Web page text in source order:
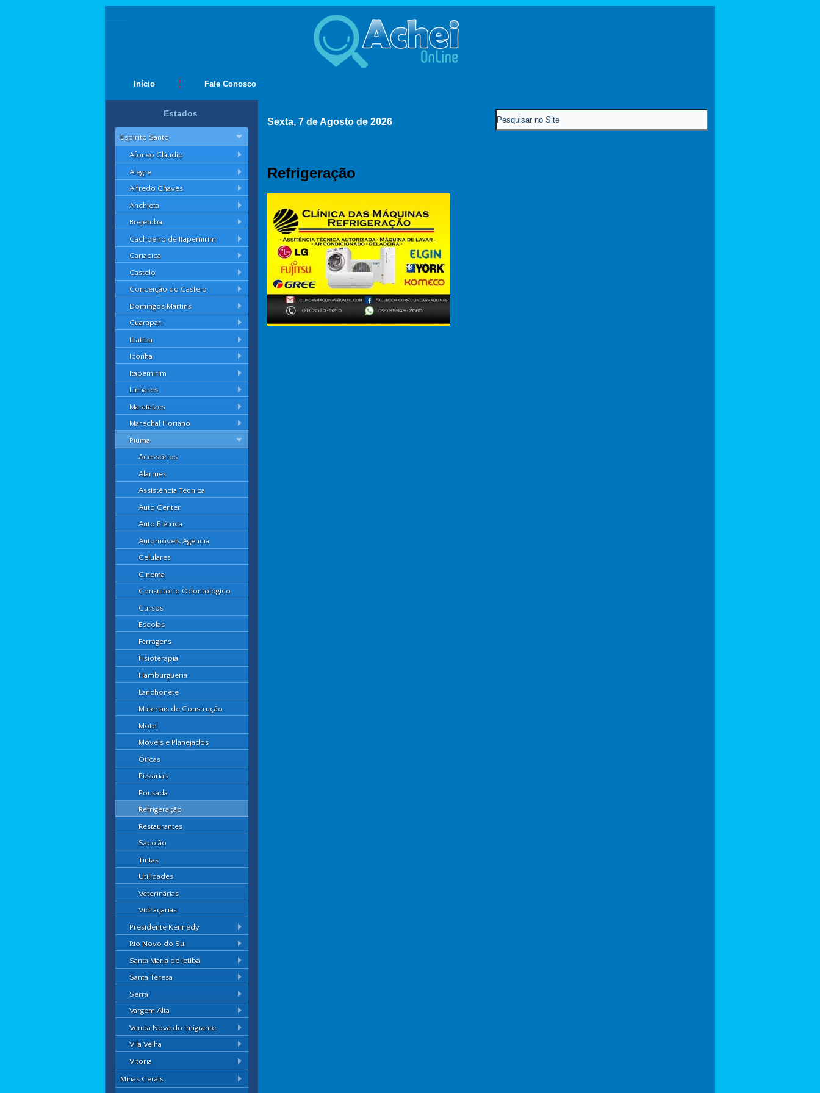
Início Fale Conosco
Estados
Espírito Santo
Afonso Cláudio
Alegre
Alfredo Chaves
Anchieta
Brejetuba
Cachoeiro de Itapemirim
Cariacica
Castelo
Conceição do Castelo
Domingos Martins
Guarapari
Ibatiba
Iconha
Itapemirim
Linhares
Marataízes
Marechal Floriano
Piúma
Acessórios
Alarmes
Assistência Técnica
Auto Center
Auto Elétrica
Automóveis Agência
Celulares
Cinema
Consultório Odontológico
Cursos
Escolas
Ferragens
Fisioterapia
Hamburgueria
Lanchonete
Materiais de Construção
Motel
Móveis e Planejados
Óticas
Pizzarias
Pousada
Refrigeração
Restaurantes
Sacolão
Tintas
Utilidades
Veterinárias
Vidraçarias
Presidente Kennedy
Rio Novo do Sul
Santa Maria de Jetibá
Santa Teresa
Serra
Vargem Alta
Venda Nova do Imigrante
Vila Velha
Vitória
Minas Gerais
Sexta, 7 de Agosto de 2026
Refrigeração